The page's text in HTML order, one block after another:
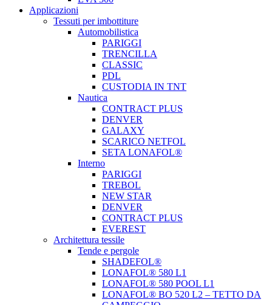
Applicazioni
Tessuti per imbottiture
Automobilistica
PARIGGI
TRENCILLA
CLASSIC
PDL
CUSTODIA IN TNT
Nautica
CONTRACT PLUS
DENVER
GALAXY
SCARICO NETFOL
SETA LONAFOL®
Interno
PARIGGI
TREBOL
NEW STAR
DENVER
CONTRACT PLUS
EVEREST
Architettura tessile
Tende e pergole
SHADEFOL®
LONAFOL® 580 L1
LONAFOL® 580 POOL L1
LONAFOL® BO 520 L2 – TETTO DA